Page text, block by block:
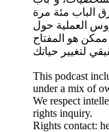
الباب مئة مرة
العملية حول
ممكن هو المفتاح
This podcast
under a mix of
We respect
rights inquiry.
Rights contact: